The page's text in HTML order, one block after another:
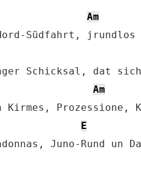
Am
Am
E
Juno-Rund un